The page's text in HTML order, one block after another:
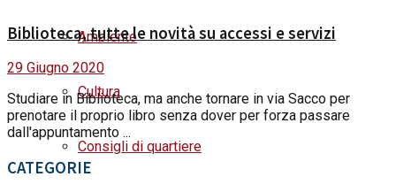
Ambiente
Cultura
Consigli di quartiere
Biblioteca, tutte le novità su accessi e servizi
29 Giugno 2020
Studiare in Biblioteca, ma anche tornare in via Sacco per
prenotare il proprio libro senza dover per forza passare
dall'appuntamento ...
CATEGORIE